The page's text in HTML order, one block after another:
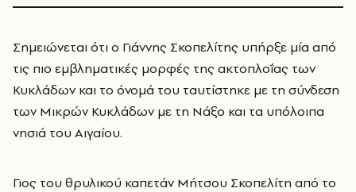
Σημειώνεται ότι ο Γιάννης Σκοπελίτης υπήρξε μία από
τις πιο εμβληματικές μορφές της ακτοπλοΐας των
Κυκλάδων και το όνομά του ταυτίστηκε με τη σύνδεση
των Μικρών Κυκλάδων με τη Νάξο και τα υπόλοιπα
νησιά του Αιγαίου.
Γιος του θρυλικού καπετάν Μήτσου Σκοπελίτη από το